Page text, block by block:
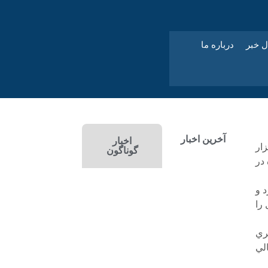
خبر درباره ما
۱۳۹۲ را سه هزار
و
را
آخرین اخبار
اخبار
گوناگون